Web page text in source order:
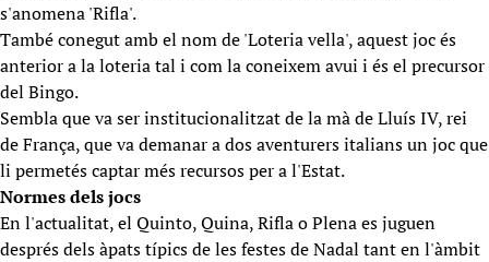
s'anomena 'Rifla'.
També conegut amb el nom de 'Loteria vella', aquest joc és
anterior a la loteria tal i com la coneixem avui i és el precursor
del Bingo.
Sembla que va ser institucionalitzat de la mà de Lluís IV, rei
de França, que va demanar a dos aventurers italians un joc que
li permetés captar més recursos per a l'Estat.
Normes dels jocs
En l'actualitat, el Quinto, Quina, Rifla o Plena es juguen
després dels àpats típics de les festes de Nadal tant en l'àmbit